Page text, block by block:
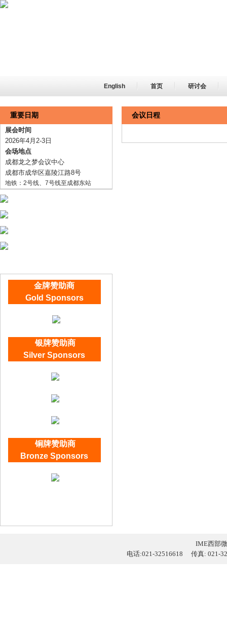
English 首页 研讨会
重要日期
展会时间
2026年4月2-3日
会场地点
成都龙之梦会议中心
成都市成华区嘉陵江路8号
地铁：2号线、7号线至成都东站
金牌赞助商
Gold Sponsors
银牌赞助商
Silver Sponsors
铜牌赞助商
Bronze Sponsors
会议日程
IME西部
电话:021-32516618 传真: 021-